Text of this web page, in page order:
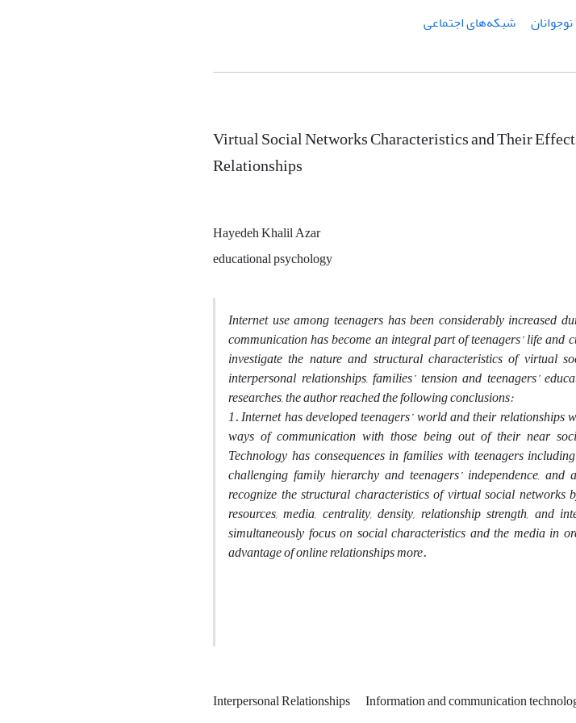
نوجوانان
شبکه‌های اجتماعی
Virtual Social Networks Characteristics and Their
Relationships
Hayedeh Khalil Azar
educational psychology
Internet use among teenagers has been considerably increased
communication has become an integral part of teenagers’ life and
investigate the nature and structural characteristics of virtual
interpersonal relationships, families’ tension and teenagers’
researches, the author reached the following conclusions:
1. Internet has developed teenagers’ world and their relationships
ways of communication with those being out of their near
Technology has consequences in families with teenagers
challenging family hierarchy and teenagers’ independence,
recognize the structural characteristics of virtual social networks
resources, media, centrality, density, relationship strength, and
simultaneously focus on social characteristics and the media in
advantage of online relationships more.
Interpersonal Relationships Information and communication